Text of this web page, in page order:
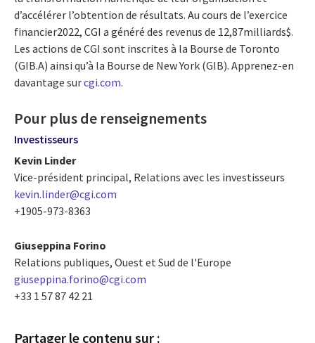
d’accélérer l’obtention de résultats. Au cours de l’exercice
financier2022, CGI a généré des revenus de 12,87milliards$.
Les actions de CGI sont inscrites à la Bourse de Toronto
(GIB.A) ainsi qu’à la Bourse de New York (GIB). Apprenez-en
davantage surcgi.com.
Pour plus de renseignements
Investisseurs
Kevin Linder
Vice-président principal, Relations avec les investisseurs
kevin.linder@cgi.com
+1905-973-8363
Giuseppina Forino
Relations publiques, Ouest et Sud de l'Europe
giuseppina.forino@cgi.com
+33 1 57 87 42 21
Partager le contenu sur :